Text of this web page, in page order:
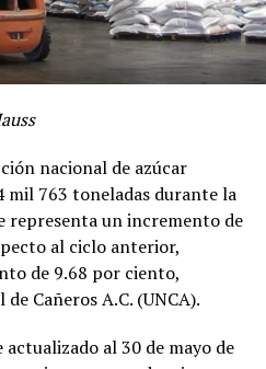
nacional de azúcar
mil 763 toneladas durante la
representa un incremento de
al ciclo anterior,
de 9.68 por ciento,
Cañeros A.C. (UNCA).
al 30 de mayo de